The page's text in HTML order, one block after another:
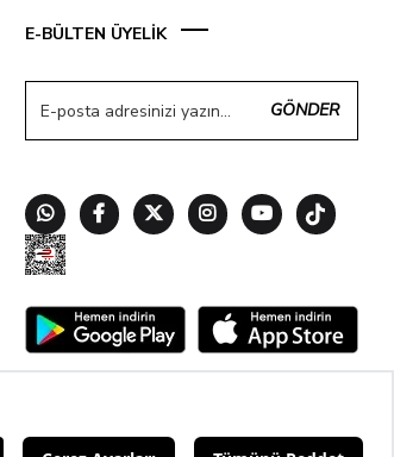
E-BÜLTEN ÜYELİK
GÖNDER